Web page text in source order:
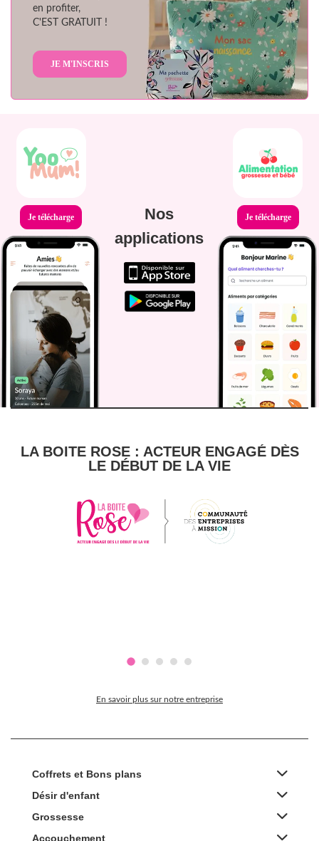
en profiter,
C'EST GRATUIT !
JE M'INSCRIS
Je télécharge
Nos
applications
Je télécharge
LA BOITE ROSE : ACTEUR ENGAGÉ DÈS
LE DÉBUT DE LA VIE
En savoir plus sur notre entreprise
Coffrets et Bons plans
Désir d'enfant
Grossesse
Accouchement